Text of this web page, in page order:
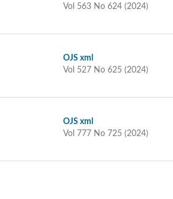
Vol 563 No 624 (2024)
OJS xml
Vol 527 No 625 (2024)
OJS xml
Vol 777 No 725 (2024)